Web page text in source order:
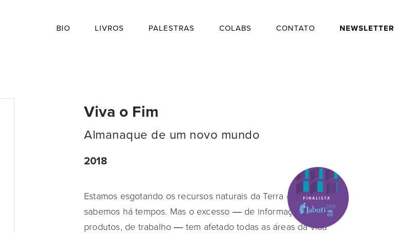
BIO LIVROS PALESTRAS COLABS CONTATO NEWSLETTER
Viva o Fim
Almanaque de um novo mundo
2018
Estamos esgotando os recursos naturais da Terra – disso já
sabemos há tempos. Mas o excesso ― de informação, de
produtos, de trabalho ― tem afetado todas as áreas da vida